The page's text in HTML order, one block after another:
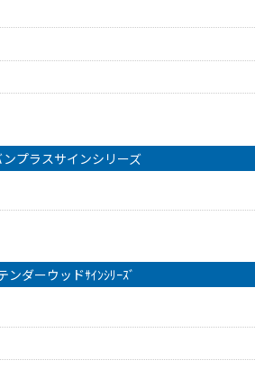
ンプラスサインシリーズ
ンダーウッドｻｲﾝｼﾘｰｽﾞ